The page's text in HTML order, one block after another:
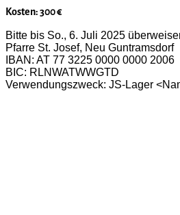
Kosten: 300 €
Bitte bis So., 6. Juli 2025
Pfarre St. Josef, Neu Guntramsdorf
IBAN: AT 77 3225 0000 0000 2006
BIC: RLNWATWWGTD
Verwendungszweck: JS-Lager